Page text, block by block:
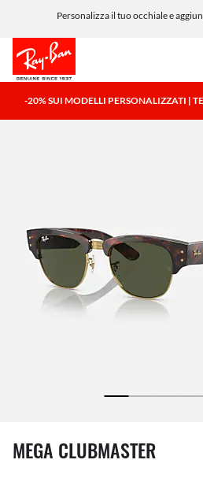
Personalizza il tuo occhiale e
-20% SUI MODELLI PERSONALIZZATI |
1 articolo è stato aggiunto alla tua
MEGA CLUBMASTER